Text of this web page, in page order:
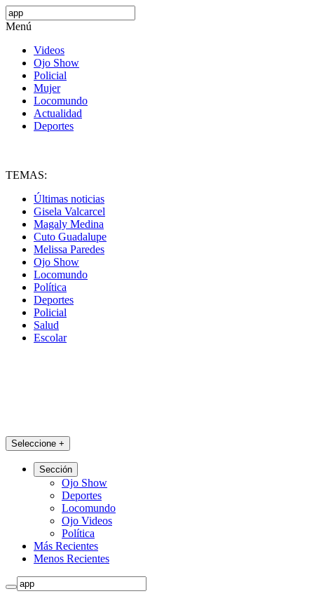
Menú
Videos
Ojo Show
Policial
Mujer
Locomundo
Actualidad
Deportes
TEMAS:
Últimas noticias
Gisela Valcarcel
Magaly Medina
Cuto Guadalupe
Melissa Paredes
Ojo Show
Locomundo
Política
Deportes
Policial
Salud
Escolar
Seleccione +
Sección
Ojo Show
Deportes
Locomundo
Ojo Videos
Política
Más Recientes
Menos Recientes